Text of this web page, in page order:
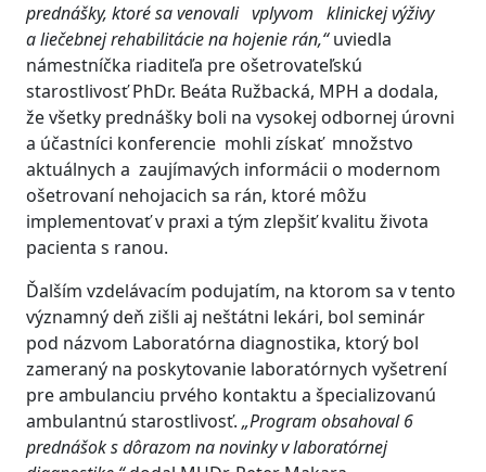
prednášky, ktoré sa venovali vplyvom klinickej výživy
a liečebnej rehabilitácie na hojenie rán,“uviedla
námestníčka riaditeľa pre ošetrovateľskú
starostlivosť PhDr. Beáta Ružbacká, MPH a dodala,
že všetky prednášky boli na vysokej odbornej úrovni
a účastníci konferencie mohli získať množstvo
aktuálnych a zaujímavých informácii o modernom
ošetrovaní nehojacich sa rán, ktoré môžu
implementovať v praxi a tým zlepšiť kvalitu života
pacienta s ranou.
Ďalším vzdelávacím podujatím, na ktorom sa v tento
významný deň zišli aj neštátni lekári, bol seminár
pod názvom Laboratórna diagnostika, ktorý bol
zameraný na poskytovanie laboratórnych vyšetrení
pre ambulanciu prvého kontaktu a špecializovanú
ambulantnú starostlivosť. „Program obsahoval 6
prednášok s dôrazom na novinky v laboratórnej